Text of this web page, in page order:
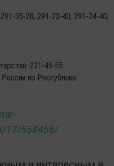
35-28, 291-23-40, 291-24-40,
231-45-55
по Республике
17/558456/